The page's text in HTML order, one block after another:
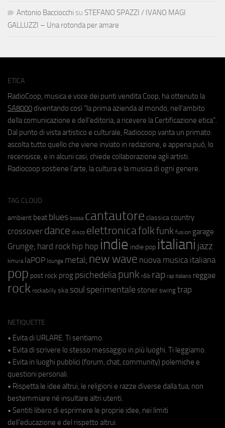
Antonio Bacciocchi su STEFANO SPAZZI / IVANO MAGI
GALLUZZI – Una rotonda per amare
ETICA
RadioCoop, musica e voce dei punti vendita Coop, ha ottenuto la
SA8000 diventando così "la prima azienda al mondo, nell'ambito
della comunicazione e dell'editoria, a ricevere la Certificazione etica".
Dal punto di vista artistico e culturale, Radiocoop vanta un primato:
ascolta tutto quello che viene inviato in redazione, e appena può, lo
recensisce, e in alcuni casi, chiede collaborazione agli artisti.
Radiocoop sostiene l'arte, la cultura e la musica di ogni genere.
TAG CLOUD
ambient beat blues bossa cantautore classica country
crossover dance disco elettronicafolkfunk fusion garage
Grunge; hard rock hip hop indie indie pop italiani jazz
kimura laPOP lounge metal; new wave nuova musica italiana
pop post rock prog psichedeliapunk r&b rap rap italiano reggae
rock rockabilly ska soul sperimentale stoner swing trap
NETIQUETTE
• Evita di URLARE. Ti sentiamo.
• Evita di scrivere lo stesso messaggio in più luoghi. Ti leggiamo.
• Evita in luoghi pubblici (forum, chat, community) polemiche e
questioni personali.
• Rispetta le idee altrui, le religioni e razze diverse dalla tua, non
bestemmiare né insultare altri utenti.
• Sentiti libero di esprimere le proprie idee, nei limiti
dell'educazione e del rispetto altrui.